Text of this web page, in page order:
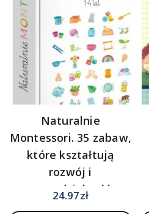
Naturalnie
Montessori. 35 zabaw,
które kształtują
rozwój i
samodzielność
24.97zł